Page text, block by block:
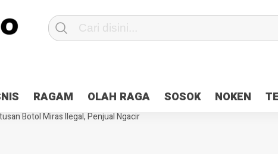
RAGAM OLAH RAGA SOSOK NOKEN
di Kota Jayapura
Pesan Sejuk Polri di Deklarasi Pemilu Ceria Tanah
Hibah Pilkada Jayapura Cair 10 Persen, Deposit Kas Daerah Rp23
Botol Miras Ilegal, Penjual Ngacir